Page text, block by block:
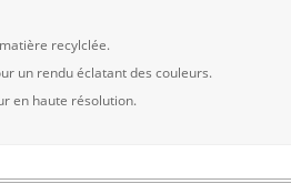
recylclée.
un rendu éclatant des couleurs.
en haute résolution.